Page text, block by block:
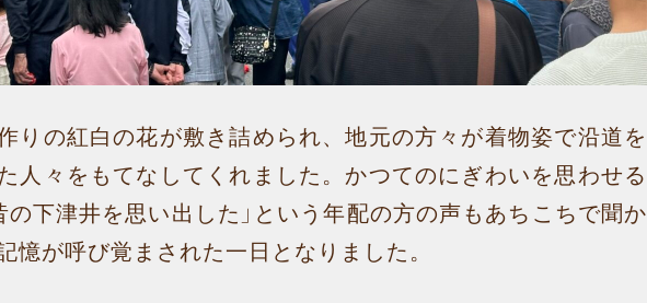
りの紅白の花が敷き詰められ、地元の方々が着物姿で沿道を
人々をもてなしてくれました。かつてのにぎわいを思わせる
の下津井を思い出した」という年配の方の声もあちこちで聞か
憶が呼び覚まされた一日となりました。